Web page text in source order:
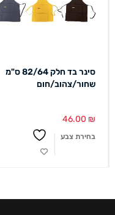
סינר בד חלק 82/64 ס"מ
שחור/צהוב/חום
46.00 ₪
בחירת צבע